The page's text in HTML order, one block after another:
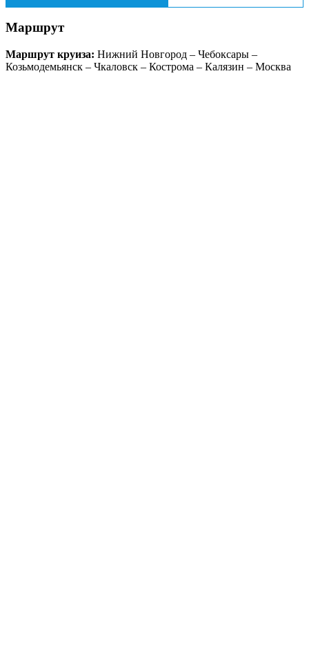
Маршрут
Маршрут круиза: Нижний Новгород – Чебоксары –
Козьмодемьянск – Чкаловск – Кострома – Калязин – Москва